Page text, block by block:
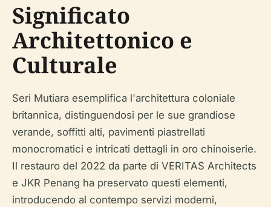
Significato
Architettonico e
Culturale
Seri Mutiara esemplifica l'architettura coloniale
britannica, distinguendosi per le sue grandiose
verande, soffitti alti, pavimenti piastrellati
monocromatici e intricati dettagli in oro chinoiserie.
Il restauro del 2022 da parte di VERITAS Architects
e JKR Penang ha preservato questi elementi,
introducendo al contempo servizi moderni,